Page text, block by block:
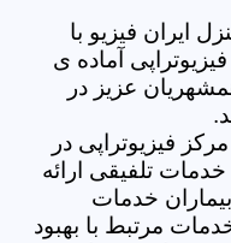
ایران فیزیو با
آماده ی
عزیز در
فیزیوتراپی در
خدمات تلفیقی ارائه
خدمات
مرتبط با بهبود